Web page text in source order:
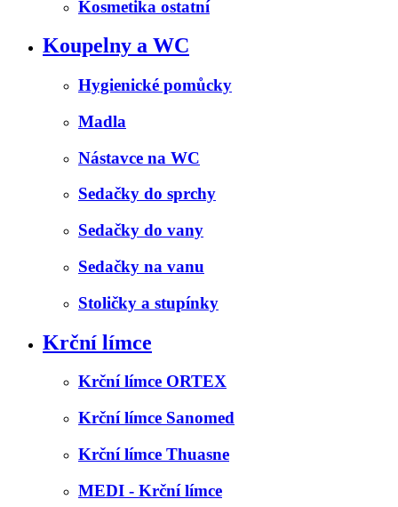
Kosmetika ostatní
Koupelny a WC
Hygienické pomůcky
Madla
Nástavce na WC
Sedačky do sprchy
Sedačky do vany
Sedačky na vanu
Stoličky a stupínky
Krční límce
Krční límce ORTEX
Krční límce Sanomed
Krční límce Thuasne
MEDI - Krční límce